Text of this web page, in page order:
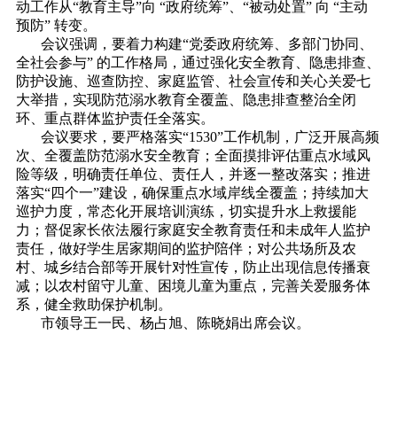
动工作从“教育主导”向 “政府统筹”、“被动处置” 向 “主动
预防” 转变。
会议强调，要着力构建“党委政府统筹、多部门协同、
全社会参与” 的工作格局，通过强化安全教育、隐患排查、
防护设施、巡查防控、家庭监管、社会宣传和关心关爱七
大举措，实现防范溺水教育全覆盖、隐患排查整治全闭
环、重点群体监护责任全落实。
会议要求，要严格落实“1530”工作机制，广泛开展高频
次、全覆盖防范溺水安全教育；全面摸排评估重点水域风
险等级，明确责任单位、责任人，并逐一整改落实；推进
落实“四个一”建设，确保重点水域岸线全覆盖；持续加大
巡护力度，常态化开展培训演练，切实提升水上救援能
力；督促家长依法履行家庭安全教育责任和未成年人监护
责任，做好学生居家期间的监护陪伴；对公共场所及农
村、城乡结合部等开展针对性宣传，防止出现信息传播衰
减；以农村留守儿童、困境儿童为重点，完善关爱服务体
系，健全救助保护机制。
市领导王一民、杨占旭、陈晓娟出席会议。